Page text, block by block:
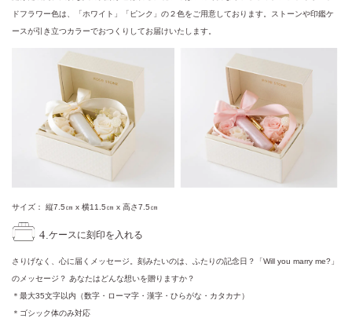
ドフラワー色は、「ホワイト」「ピンク」の２色をご用意しております。ストーンや印鑑ケ
ースが引き立つカラーでおつくりしてお届けいたします。
サイズ： 縦7.5㎝ x 横11.5㎝ x 高さ7.5㎝
4.ケースに刻印を入れる
さりげなく、心に届くメッセージ。刻みたいのは、ふたりの記念日？「Will you marry me?」
のメッセージ？ あなたはどんな想いを贈りますか？
＊最大35文字以内（数字・ローマ字・漢字・ひらがな・カタカナ）
＊ゴシック体のみ対応